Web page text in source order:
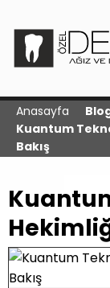
Anasayfa
Kuantum
Bakış